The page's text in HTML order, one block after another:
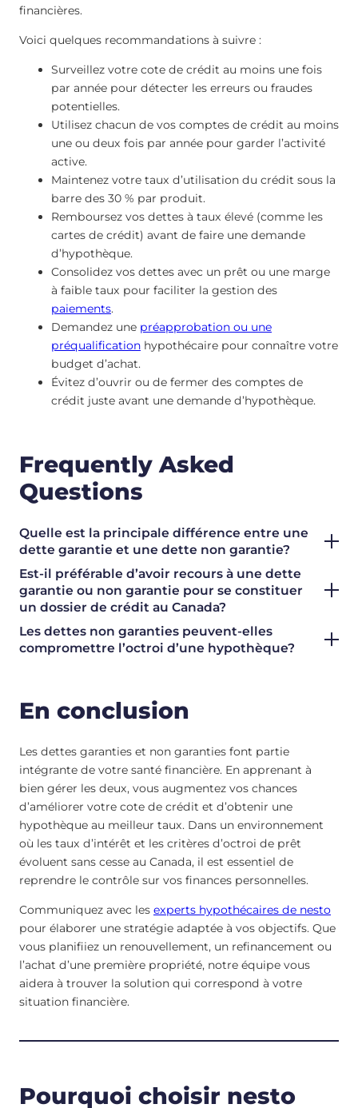
financières.
Voici quelques recommandations à suivre :
Surveillez votre cote de crédit au moins une fois
par année pour détecter les erreurs ou fraudes
potentielles.
Utilisez chacun de vos comptes de crédit au moins
une ou deux fois par année pour garder l’activité
active.
Maintenez votre taux d’utilisation du crédit sous la
barre des 30 % par produit.
Remboursez vos dettes à taux élevé (comme les
cartes de crédit) avant de faire une demande
d’hypothèque.
Consolidez vos dettes avec un prêt ou une marge
à faible taux pour faciliter la gestion des
paiements.
Demandez une préapprobation ou une
préqualification hypothécaire pour connaître votre
budget d’achat.
Évitez d’ouvrir ou de fermer des comptes de
crédit juste avant une demande d’hypothèque.
Frequently Asked
Questions
Quelle est la principale différence entre une
dette garantie et une dette non garantie?
Est-il préférable d’avoir recours à une dette
garantie ou non garantie pour se constituer
un dossier de crédit au Canada?
Les dettes non garanties peuvent-elles
compromettre l’octroi d’une hypothèque?
En conclusion
Les dettes garanties et non garanties font partie
intégrante de votre santé financière. En apprenant à
bien gérer les deux, vous augmentez vos chances
d’améliorer votre cote de crédit et d’obtenir une
hypothèque au meilleur taux. Dans un environnement
où les taux d’intérêt et les critères d’octroi de prêt
évoluent sans cesse au Canada, il est essentiel de
reprendre le contrôle sur vos finances personnelles.
Communiquez avec les experts hypothécaires de nesto
pour élaborer une stratégie adaptée à vos objectifs. Que
vous planifiiez un renouvellement, un refinancement ou
l’achat d’une première propriété, notre équipe vous
aidera à trouver la solution qui correspond à votre
situation financière.
Pourquoi choisir nesto